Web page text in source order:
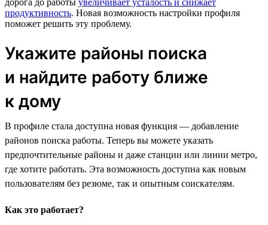
продуктивность. Новая возможность настройки профиля
поможет решить эту проблему.
Укажите районы поиска
и найдите работу ближе
к дому
В профиле стала доступна новая функция — добавление
районов поиска работы. Теперь вы можете указать
предпочтительные районы и даже станции или линии метро,
где хотите работать. Эта возможность доступна как новым
пользователям без резюме, так и опытным соискателям.
Как это работает?